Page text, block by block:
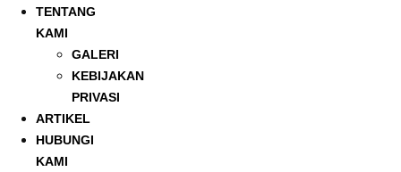
TENTANG
KAMI
GALERI
KEBIJAKAN
PRIVASI
ARTIKEL
HUBUNGI
KAMI